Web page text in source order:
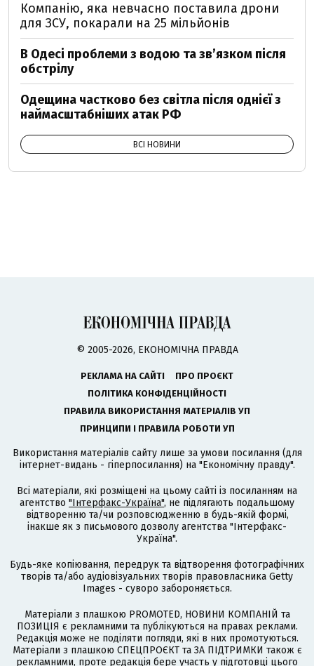
Компанію, яка невчасно поставила дрони
для ЗСУ, покарали на 25 мільйонів
В Одесі проблеми з водою та звʼязком після
обстрілу
Одещина частково без світла після однієї з
наймасштабніших атак РФ
ВСІ НОВИНИ
© 2005-2026, ЕКОНОМІЧНА ПРАВДА
РЕКЛАМА НА САЙТІ
ПРО ПРОЄКТ
ПОЛІТИКА КОНФІДЕНЦІЙНОСТІ
ПРАВИЛА ВИКОРИСТАННЯ МАТЕРІАЛІВ УП
ПРИНЦИПИ І ПРАВИЛА РОБОТИ УП
Використання матеріалів сайту лише за умови посилання (для
інтернет-видань - гіперпосилання) на "Економічну правду".
Всі матеріали, які розміщені на цьому сайті із посиланням на
агентство "Інтерфакс-Україна", не підлягають подальшому
відтворенню та/чи розповсюдженню в будь-якій формі,
інакше як з письмового дозволу агентства "Інтерфакс-
Україна".
Будь-яке копіювання, передрук та відтворення фотографічних
творів та/або аудіовізуальних творів правовласника Getty
Images - суворо забороняється.
Матеріали з плашкою PROMOTED, НОВИНИ КОМПАНІЙ та
ПОЗИЦІЯ є рекламними та публікуються на правах реклами.
Редакція може не поділяти погляди, які в них промотуються.
Матеріали з плашкою СПЕЦПРОЄКТ та ЗА ПІДТРИМКИ також є
рекламними, проте редакція бере участь у підготовці цього